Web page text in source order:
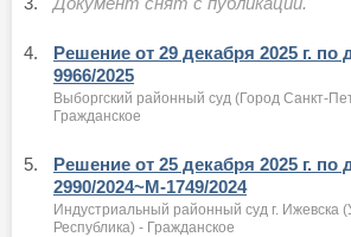
4.
Решение от 29 декабря 2025 г.
9966/2025
Выборгский районный суд (Город Санкт-
Гражданское
5.
Решение от 25 декабря 2025 г.
2990/2024~М-1749/2024
Индустриальный районный суд г. Ижевска
Республика) - Гражданское